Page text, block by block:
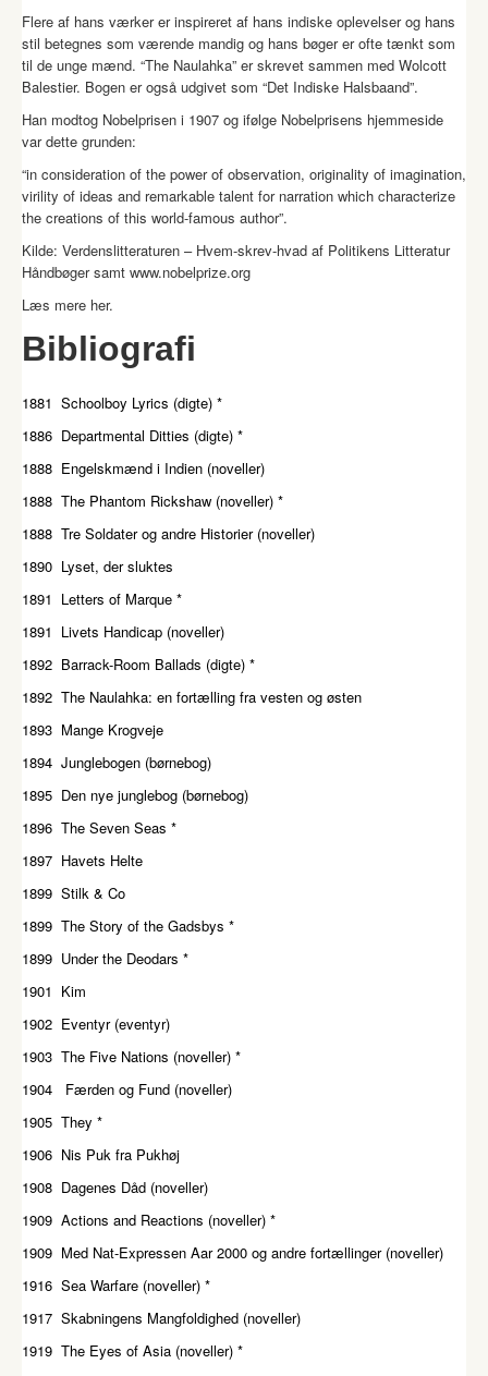
Flere af hans værker er inspireret af hans indiske oplevelser og hans
stil betegnes som værende mandig og hans bøger er ofte tænkt som
til de unge mænd. “The Naulahka” er skrevet sammen med Wolcott
Balestier. Bogen er også udgivet som “Det Indiske Halsbaand”.
Han modtog Nobelprisen i 1907 og ifølge Nobelprisens hjemmeside
var dette grunden:
“in consideration of the power of observation, originality of imagination,
virility of ideas and remarkable talent for narration which characterize
the creations of this world-famous author”.
Kilde: Verdenslitteraturen – Hvem-skrev-hvad af Politikens Litteratur
Håndbøger samt www.nobelprize.org
Læs mere her.
Bibliografi
1881 Schoolboy Lyrics (digte) *
1886 Departmental Ditties (digte) *
1888 Engelskmænd i Indien (noveller)
1888 The Phantom Rickshaw (noveller) *
1888 Tre Soldater og andre Historier (noveller)
1890 Lyset, der sluktes
1891 Letters of Marque *
1891 Livets Handicap (noveller)
1892 Barrack-Room Ballads (digte) *
1892 The Naulahka: en fortælling fra vesten og østen
1893 Mange Krogveje
1894 Junglebogen (børnebog)
1895 Den nye junglebog (børnebog)
1896 The Seven Seas *
1897 Havets Helte
1899 Stilk & Co
1899 The Story of the Gadsbys *
1899 Under the Deodars *
1901 Kim
1902 Eventyr (eventyr)
1903 The Five Nations (noveller) *
1904 Færden og Fund (noveller)
1905 They *
1906 Nis Puk fra Pukhøj
1908 Dagenes Dåd (noveller)
1909 Actions and Reactions (noveller) *
1909 Med Nat-Expressen Aar 2000 og andre fortællinger (noveller)
1916 Sea Warfare (noveller) *
1917 Skabningens Mangfoldighed (noveller)
1919 The Eyes of Asia (noveller) *